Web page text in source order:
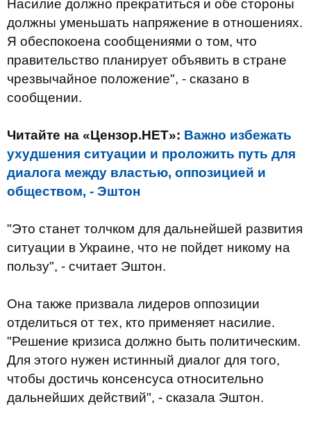
Насилие должно прекратиться и обе стороны
должны уменьшать напряжение в отношениях.
Я обеспокоена сообщениями о том, что
правительство планирует объявить в стране
чрезвычайное положение", - сказано в
сообщении.
Читайте на «Цензор.НЕТ»: Важно избежать
ухудшения ситуации и проложить путь для
диалога между властью, оппозицией и
обществом, - Эштон
"Это станет толчком для дальнейшей развития
ситуации в Украине, что не пойдет никому на
пользу", - считает Эштон.
Она также призвала лидеров оппозиции
отделиться от тех, кто применяет насилие.
"Решение кризиса должно быть политическим.
Для этого нужен истинный диалог для того,
чтобы достичь консенсуса относительно
дальнейших действий", - сказала Эштон.